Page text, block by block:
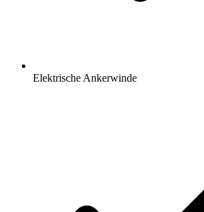
Elektrische Ankerwinde